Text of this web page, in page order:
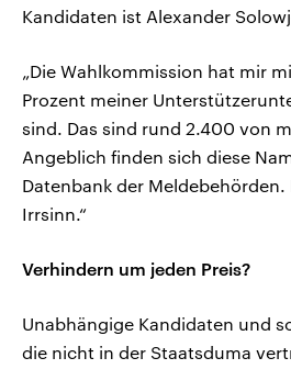
Kandidaten ist Alexander
„Die Wahlkommission hat mir
Prozent meiner
sind. Das sind rund 2.400 von
Angeblich finden sich diese
Datenbank der
Irrsinn.“
Verhindern um jeden Preis?
Unabhängige Kandidaten und
die nicht in der Staatsduma